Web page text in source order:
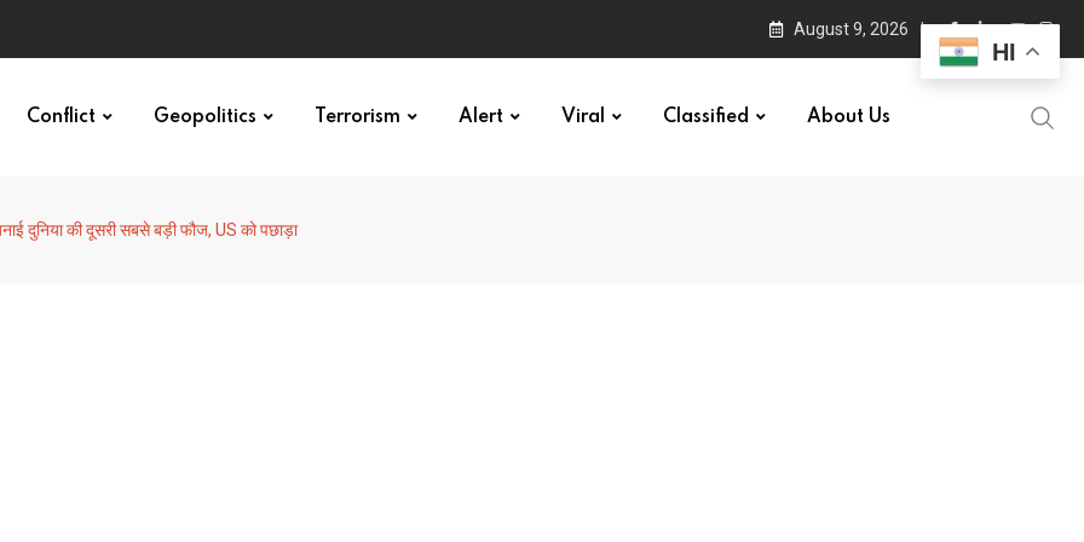
August 9, 2026
Conflict Geopolitics Terrorism Alert Viral Classified About Us
दुनिया की दूसरी सबसे बड़ी फौज, US को पछाड़ा
HI